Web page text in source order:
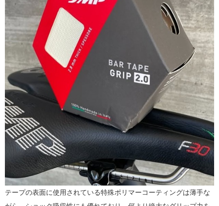
テープの表面に使用されている特殊ポリマーコーティングは薄手な